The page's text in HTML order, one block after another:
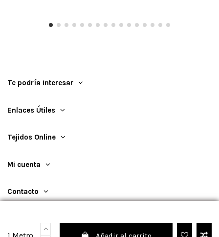
Te podría interesar
Enlaces Útiles
Tejidos Online
Mi cuenta
Contacto